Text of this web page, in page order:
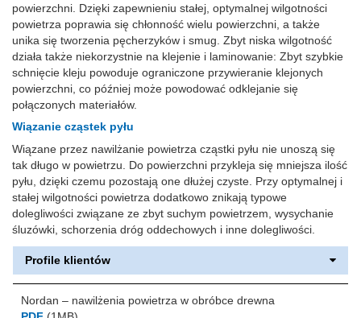
powierzchni. Dzięki zapewnieniu stałej, optymalnej wilgotności
powietrza poprawia się chłonność wielu powierzchni, a także
unika się tworzenia pęcherzyków i smug. Zbyt niska wilgotność
działa także niekorzystnie na klejenie i laminowanie: Zbyt szybkie
schnięcie kleju powoduje ograniczone przywieranie klejonych
powierzchni, co później może powodować odklejanie się
połączonych materiałów.
Wiązanie cząstek pyłu
Wiązane przez nawilżanie powietrza cząstki pyłu nie unoszą się
tak długo w powietrzu. Do powierzchni przykleja się mniejsza ilość
pyłu, dzięki czemu pozostają one dłużej czyste. Przy optymalnej i
stałej wilgotności powietrza dodatkowo znikają typowe
dolegliwości związane ze zbyt suchym powietrzem, wysychanie
śluzówki, schorzenia dróg oddechowych i inne dolegliwości.
Profile klientów
Nordan – nawilżenia powietrza w obróbce drewna